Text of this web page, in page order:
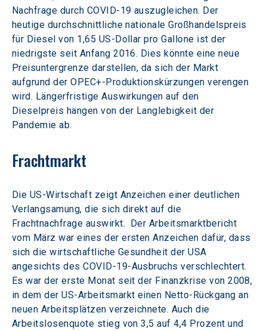
Nachfrage durch COVID-19 auszugleichen. Der
heutige durchschnittliche nationale Großhandelspreis
für Diesel von 1,65 US-Dollar pro Gallone ist der
niedrigste seit Anfang 2016. Dies könnte eine neue
Preisuntergrenze darstellen, da sich der Markt
aufgrund der OPEC+-Produktionskürzungen verengen
wird. Längerfristige Auswirkungen auf den
Dieselpreis hängen von der Langlebigkeit der
Pandemie ab.
Frachtmarkt
Die US-Wirtschaft zeigt Anzeichen einer deutlichen
Verlangsamung, die sich direkt auf die
Frachtnachfrage auswirkt.  Der Arbeitsmarktbericht
vom März war eines der ersten Anzeichen dafür, dass
sich die wirtschaftliche Gesundheit der USA
angesichts des COVID-19-Ausbruchs verschlechtert.
Es war der erste Monat seit der Finanzkrise von 2008,
in dem der US-Arbeitsmarkt einen Netto-Rückgang an
neuen Arbeitsplätzen verzeichnete. Auch die
Arbeitslosenquote stieg von 3,5 auf 4,4 Prozent und